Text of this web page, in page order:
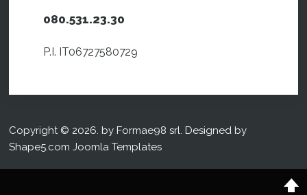
080.531.23.30
P.I. IT06727580729
Copyright © 2026. by Formae98 srl. Designed by
Shape5.comJoomla Templates